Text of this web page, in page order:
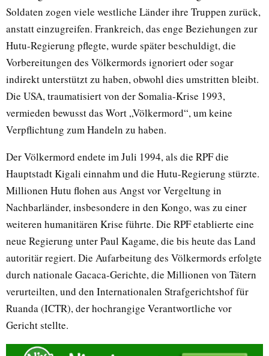
Soldaten zogen viele westliche Länder ihre Truppen zurück,
anstatt einzugreifen. Frankreich, das enge Beziehungen zur
Hutu-Regierung pflegte, wurde später beschuldigt, die
Vorbereitungen des Völkermords ignoriert oder sogar
indirekt unterstützt zu haben, obwohl dies umstritten bleibt.
Die USA, traumatisiert von der Somalia-Krise 1993,
vermieden bewusst das Wort „Völkermord“, um keine
Verpflichtung zum Handeln zu haben.
Der Völkermord endete im Juli 1994, als die RPF die
Hauptstadt Kigali einnahm und die Hutu-Regierung stürzte.
Millionen Hutu flohen aus Angst vor Vergeltung in
Nachbarländer, insbesondere in den Kongo, was zu einer
weiteren humanitären Krise führte. Die RPF etablierte eine
neue Regierung unter Paul Kagame, die bis heute das Land
autoritär regiert. Die Aufarbeitung des Völkermords erfolgte
durch nationale Gacaca-Gerichte, die Millionen von Tätern
verurteilten, und den Internationalen Strafgerichtshof für
Ruanda (ICTR), der hochrangige Verantwortliche vor
Gericht stellte.